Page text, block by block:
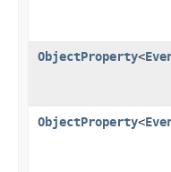
ObjectProperty<
ObjectProperty<